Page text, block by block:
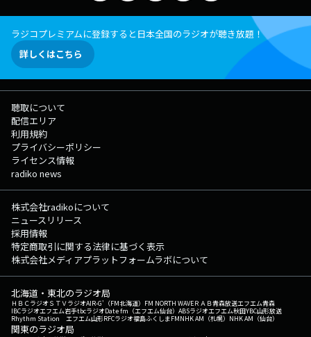
ラジコプレミアムに登録すると日本全国のラジオが聴き放題！
詳しくはこちら
聴取について
配信エリア
利用規約
プライバシーポリシー
ライセンス情報
radiko news
株式会社radikoについて
ニュースリリース
採用情報
特定商取引に関する法律に基づく表示
株式会社メディアプラットフォームラボについて
北海道・東北のラジオ局
ＨＢＣラジオＳＴＶラジオAIR-G'（FM北海道） FM NORTH WAVEＲＡＢ青森放送エフエム青森
IBCラジオエフエム岩手tbcラジオDate fm（エフエム仙台） ABSラジオエフエム秋田YBC山形放送
Rhythm Station エフエム山形RFCラジオ福島ふくしまFMNHK AM（札幌） NHK AM（仙台）
関東のラジオ局